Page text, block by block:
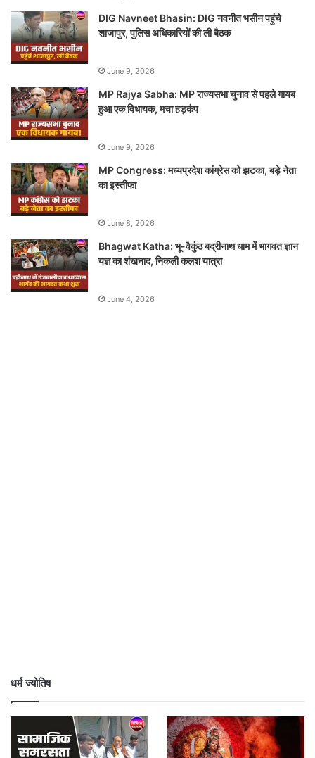
DIG Navneet Bhasin: DIG नवनीत भसीन पहुंचे
शाजापुर, पुलिस अधिकारियों की ली बैठक
June 9, 2026
MP Rajya Sabha: MP राज्यसभा चुनाव से पहले गायब
हुआ एक विधायक, मचा हड़कंप
June 9, 2026
MP Congress: मध्यप्रदेश कांग्रेस को झटका, बड़े नेता
का इस्तीफा
June 8, 2026
Bhagwat Katha: भू-वैकुंठ बद्रीनाथ धाम में भागवत ज्ञान
यज्ञ का शंखनाद, निकली कलश यात्रा
June 4, 2026
धर्म ज्योतिष